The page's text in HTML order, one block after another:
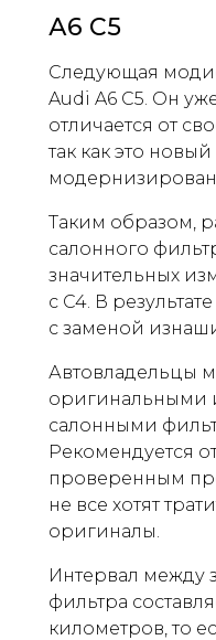
А6 С5
Следующая
Audi A6 C5. Он
отличается от
так как это
Таким образом,
салонного
значительных
с C4. В
с заменой
Автовладельцы
оригинальными
салонными
Рекомендуется
проверенным
не все хотят
оригиналы.
Интервал между
фильтра
километров, то